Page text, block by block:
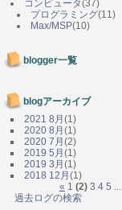
コンピュータ(37)
プログラミング(11)
Max/MSP(10)
blogger一覧
blogアーカイブ
2021 8月 (1)
2020 8月 (1)
2020 7月 (2)
2019 5月 (1)
2019 3月 (1)
2018 12月 (1)
« 1 (2) 3 4 5 ...
過去ログの検索